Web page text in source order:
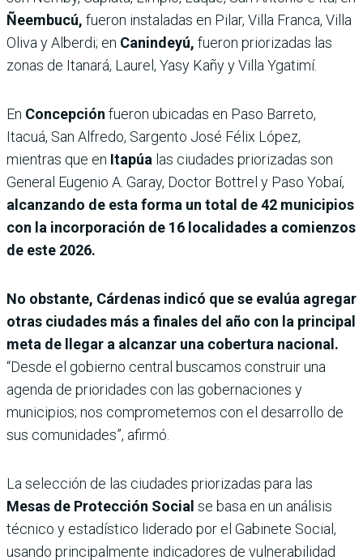
Ñeembucú, fueron instaladas en Pilar, Villa Franca, Villa
Oliva y Alberdi; en Canindeyú, fueron priorizadas las
zonas de Itanará, Laurel, Yasy Kañy y Villa Ygatimí.
En Concepción fueron ubicadas en Paso Barreto,
Itacuá, San Alfredo, Sargento José Félix López,
mientras que en Itapúa las ciudades priorizadas son
General Eugenio A. Garay, Doctor Bottrel y Paso Yobaí,
alcanzando de esta forma un total de 42 municipios
con la incorporación de 16 localidades a comienzos
de este 2026.
No obstante, Cárdenas indicó que se evalúa agregar
otras ciudades más a finales del año con la principal
meta de llegar a alcanzar una cobertura nacional.
“Desde el gobierno central buscamos construir una
agenda de prioridades con las gobernaciones y
municipios; nos comprometemos con el desarrollo de
sus comunidades”, afirmó.
La selección de las ciudades priorizadas para las
Mesas de Protección Social se basa en un análisis
técnico y estadístico liderado por el Gabinete Social,
usando principalmente indicadores de vulnerabilidad